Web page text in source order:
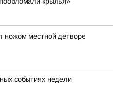
ножом местной детворе
событиях недели